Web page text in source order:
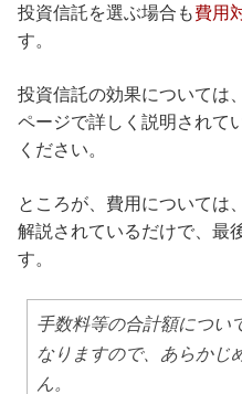
投資信託を選ぶ場合も費用
す。
投資信託の効果については
ページで詳しく説明されて
ください。
ところが、費用については
解説されているだけで、最
す。
手数料等の合計額につい
なりますので、あらかじ
ん。